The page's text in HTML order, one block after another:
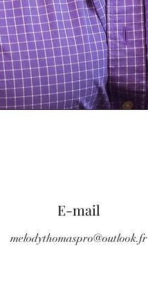
E-mail
melodythomaspro@outlook.fr